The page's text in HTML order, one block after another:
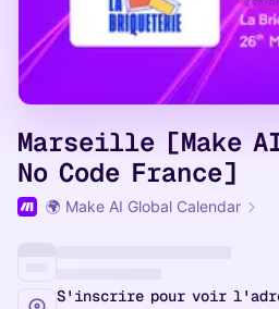
Marseille [Make AI
No Code France]
🌍 Make AI Global Calendar
S'inscrire pour voir